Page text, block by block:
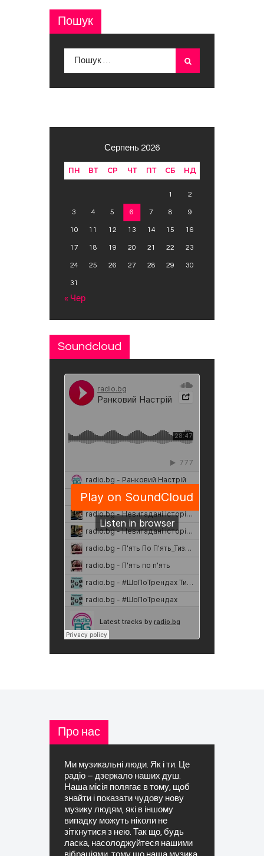
Пошук
Серпень 2026
ПН ВТ СР ЧТ ПТ СБ НД
1 2
3 4 5 6 7 8 9
10 11 12 13 14 15 16
17 18 19 20 21 22 23
24 25 26 27 28 29 30
31
« Чер
Soundcloud
Про нас
Ми музикальні люди. Як і ти. Це
радіо – дзеркало наших душ.
Наша місія полягає в тому, щоб
знайти і показати чудову нову
музику людям, які в іншому
випадку можуть ніколи не
зіткнутися з нею. Так що, будь
ласка, насолоджуйтеся нашими